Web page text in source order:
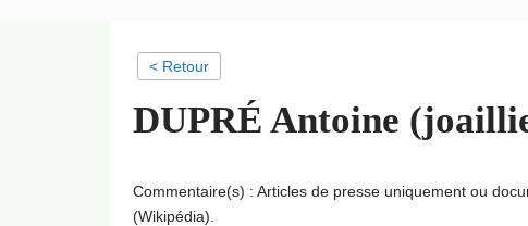
< Retour
DUPRÉ Antoine
Commentaire(s) : Articles de presse uniquement ou
(Wikipédia).